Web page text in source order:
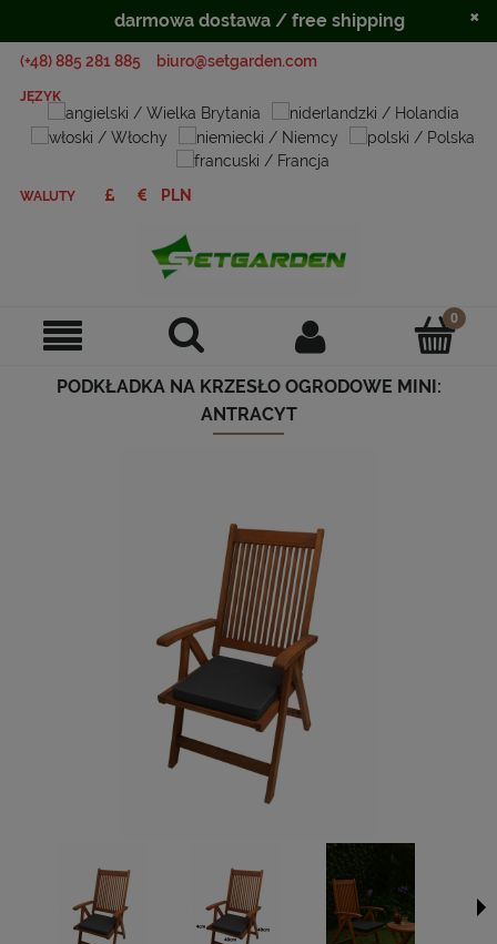
(+48) 885 281 885 biuro@setgarden.com
JĘZYK
WALUTY
PODKŁADKA NA KRZESŁO OGRODOWE MINI:
ANTRACYT
darmowa dostawa / free shipping ×